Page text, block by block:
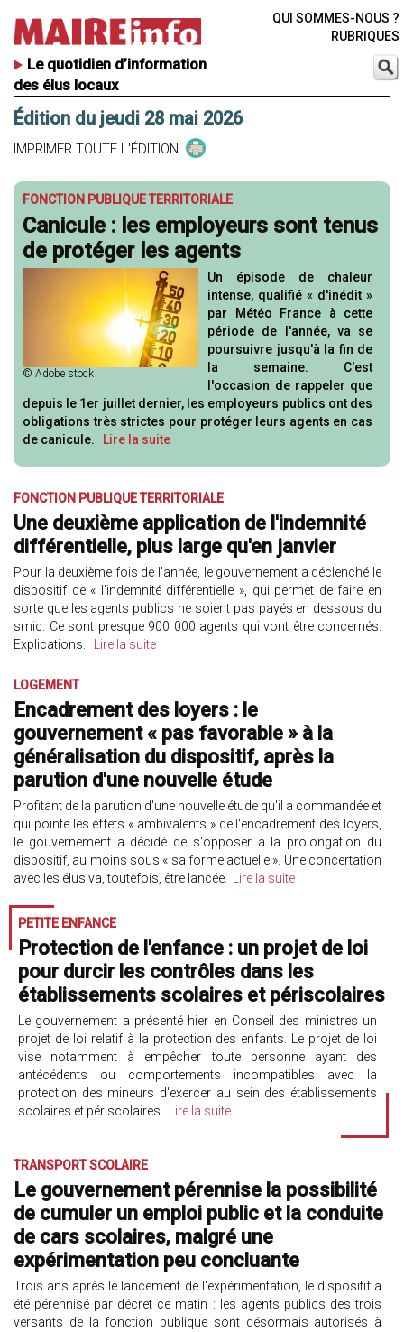
Le quotidien d’information
des élus locaux
QUI SOMMES-NOUS ?
RUBRIQUES
Édition du jeudi 28 mai 2026
IMPRIMER TOUTE L'ÉDITION
FONCTION PUBLIQUE TERRITORIALE
Canicule : les employeurs sont tenus
de protéger les agents
© Adobe stock
Un épisode de chaleur
intense, qualifié « d'inédit »
par Météo France à cette
période de l'année, va se
poursuivre jusqu'à la fin de
la semaine. C'est
l'occasion de rappeler que
depuis le 1er juillet dernier, les employeurs publics ont des
obligations très strictes pour protéger leurs agents en cas
de canicule.
Lire la suite
FONCTION PUBLIQUE TERRITORIALE
Une deuxième application de l'indemnité
différentielle, plus large qu'en janvier
Pour la deuxième fois de l'année, le gouvernement a déclenché le
dispositif de « l'indemnité différentielle », qui permet de faire en
sorte que les agents publics ne soient pas payés en dessous du
smic. Ce sont presque 900 000 agents qui vont être concernés.
Explications.
Lire la suite
LOGEMENT
Encadrement des loyers : le
gouvernement « pas favorable » à la
généralisation du dispositif, après la
parution d'une nouvelle étude
Profitant de la parution d'une nouvelle étude qu'il a commandée et
qui pointe les effets « ambivalents » de l'encadrement des loyers,
le gouvernement a décidé de s'opposer à la prolongation du
dispositif, au moins sous « sa forme actuelle ». Une concertation
avec les élus va, toutefois, être lancée. Lire la suite
PETITE ENFANCE
Protection de l'enfance : un projet de loi
pour durcir les contrôles dans les
établissements scolaires et périscolaires
Le gouvernement a présenté hier en Conseil des ministres un
projet de loi relatif à la protection des enfants. Le projet de loi
vise notamment à empêcher toute personne ayant des
antécédents ou comportements incompatibles avec la
protection des mineurs d'exercer au sein des établissements
scolaires et périscolaires. Lire la suite
TRANSPORT SCOLAIRE
Le gouvernement pérennise la possibilité
de cumuler un emploi public et la conduite
de cars scolaires, malgré une
expérimentation peu concluante
Trois ans après le lancement de l'expérimentation, le dispositif a
été pérennisé par décret ce matin : les agents publics des trois
versants de la fonction publique sont désormais autorisés à